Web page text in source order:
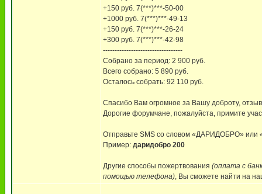
+150 руб. 7(***)***-50-00
+1000 руб. 7(***)***-49-13
+150 руб. 7(***)***-26-24
+300 руб. 7(***)***-42-98
----------------------------------
Собрано за период: 2 900 руб.
Всего собрано: 5 890 руб.
Осталось собрать: 92 110 руб.
Спасибо Вам огромное за Вашу доброту,
Дорогие форумчане, пожалуйста, примите
Отправьте SMS со словом «ДАРИДОБРО»
Пример: даридобро 200
Другие способы пожертвования (оплата с
помощью телефона), Вы сможете найти на